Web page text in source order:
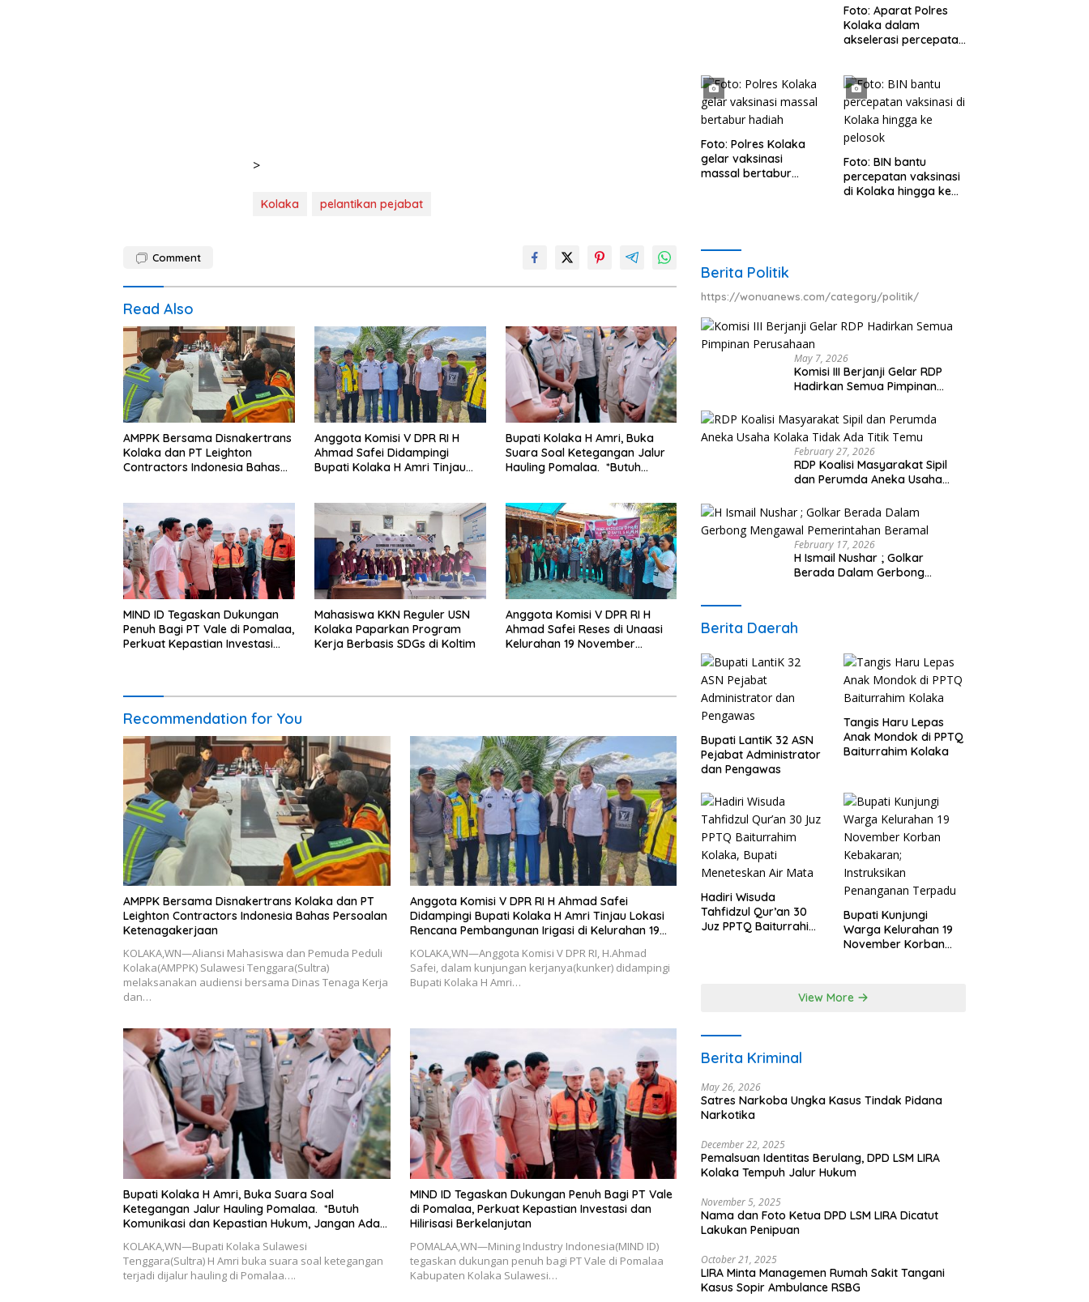
>
Kolaka pelantikan pejabat
Comment
Read Also
AMPPK Bersama Disnakertrans
Kolaka dan PT Leighton
Contractors Indonesia Bahas
Anggota Komisi V DPR RI H
Ahmad Safei Didampingi
Bupati Kolaka H Amri Tinjau
November Wundulako
Bupati Kolaka H Amri, Buka
Suara Soal Ketegangan Jalur
Hauling Pomalaa. *Butuh
Premanisme Industrial
MIND ID Tegaskan Dukungan
Penuh Bagi PT Vale di Pomalaa,
Perkuat Kepastian Investasi
Mahasiswa KKN Reguler USN
Kolaka Paparkan Program
Kerja Berbasis SDGs di Koltim
Anggota Komisi V DPR RI H
Ahmad Safei Reses di Unaasi
Kelurahan 19 November
Recommendation for You
AMPPK Bersama Disnakertrans Kolaka dan PT
Leighton Contractors Indonesia Bahas Persoalan
Ketenagakerjaan
KOLAKA,WN—Aliansi Mahasiswa dan Pemuda Peduli
Kolaka(AMPPK) Sulawesi Tenggara(Sultra)
melaksanakan audiensi bersama Dinas Tenaga Kerja
dan…
Anggota Komisi V DPR RI H Ahmad Safei
Didampingi Bupati Kolaka H Amri Tinjau Lokasi
Rencana Pembangunan Irigasi di Kelurahan 19
KOLAKA,WN—Anggota Komisi V DPR RI, H.Ahmad
Safei, dalam kunjungan kerjanya(kunker) didampingi
Bupati Kolaka H Amri…
Bupati Kolaka H Amri, Buka Suara Soal
Ketegangan Jalur Hauling Pomalaa. *Butuh
Komunikasi dan Kepastian Hukum, Jangan Ada
KOLAKA,WN—Bupati Kolaka Sulawesi
Tenggara(Sultra) H Amri buka suara soal ketegangan
terjadi dijalur hauling di Pomalaa….
MIND ID Tegaskan Dukungan Penuh Bagi PT Vale
di Pomalaa, Perkuat Kepastian Investasi dan
Hilirisasi Berkelanjutan
POMALAA,WN—Mining Industry Indonesia(MIND ID)
tegaskan dukungan penuh bagi PT Vale di Pomalaa
Kabupaten Kolaka Sulawesi…
Foto: Aparat Polres
Kolaka dalam
akselerasi percepatan
Foto: Polres Kolaka
gelar vaksinasi
massal bertabur
Foto: BIN bantu
percepatan vaksinasi
di Kolaka hingga ke
Berita Politik
https://wonuanews.com/category/politik/
May 7, 2026
Komisi III Berjanji Gelar RDP
Hadirkan Semua Pimpinan
February 27, 2026
RDP Koalisi Masyarakat Sipil
dan Perumda Aneka Usaha
February 17, 2026
H Ismail Nushar ; Golkar
Berada Dalam Gerbong
Berita Daerah
Bupati LantiK 32 ASN
Pejabat Administrator
dan Pengawas
Tangis Haru Lepas
Anak Mondok di PPTQ
Baiturrahim Kolaka
Hadiri Wisuda
Tahfidzul Qur’an 30
Juz PPTQ Baiturrahim
Bupati Kunjungi
Warga Kelurahan 19
November Korban
View More
Berita Kriminal
May 26, 2026
Satres Narkoba Ungka Kasus Tindak Pidana
Narkotika
December 22, 2025
Pemalsuan Identitas Berulang, DPD LSM LIRA
Kolaka Tempuh Jalur Hukum
November 5, 2025
Nama dan Foto Ketua DPD LSM LIRA Dicatut
Lakukan Penipuan
October 21, 2025
LIRA Minta Managemen Rumah Sakit Tangani
Kasus Sopir Ambulance RSBG